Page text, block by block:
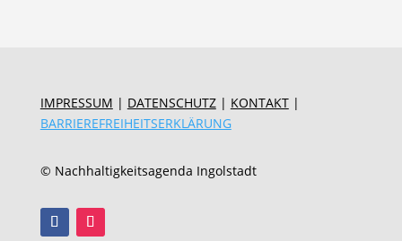
IMPRESSUM | DATENSCHUTZ| KONTAKT |
BARRIEREFREIHEITSERKLÄRUNG
© Nachhaltigkeitsagenda Ingolstadt